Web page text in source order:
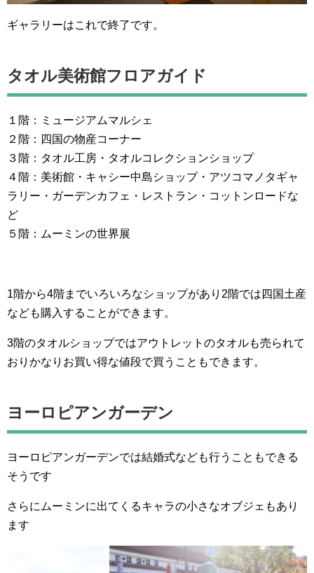
ギャラリーはこれで終了です。
タオル美術館フロアガイド
１階：ミュージアムマルシェ
２階：四国の物産コーナー
３階：タオル工房・タオルコレクションショップ
４階：美術館・キャシー中島ショップ・アツコマノタギャ
ラリー・ガーデンカフェ・レストラン・コットンロードな
ど
５階：ムーミンの世界展
1階から4階までいろいろなショップがあり2階では四国土産
なども購入することができます。
3階のタオルショップではアウトレットのタオルも売られて
おりかなりお買い得な値段で買うこともできます。
ヨーロピアンガーデン
ヨーロピアンガーデンでは結婚式なども行うこともできる
そうです
さらにムーミンに出てくるキャラの小さなオブジェもあり
ます